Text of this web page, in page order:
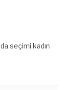
seçimi kadın